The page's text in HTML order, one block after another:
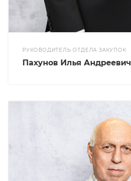
РУКОВОДИТЕЛЬ ОТДЕЛА ЗАКУПОК
Пахунов Илья Андреевич